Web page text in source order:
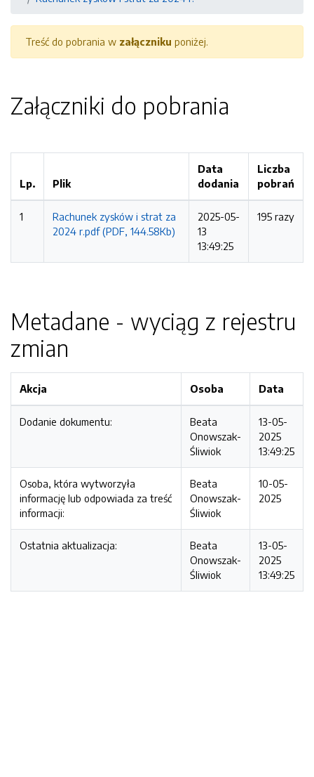
Treść do pobrania w załączniku poniżej.
Załączniki do pobrania
Lp. Plik
Data
dodania
Liczba
pobrań
1
Rachunek zysków i strat za
2024 r.pdf (PDF, 144.58Kb)
2025-05-
13
13:49:25
195 razy
Metadane - wyciąg z rejestru
zmian
Akcja Osoba Data
Dodanie dokumentu:
Beata
Onowszak-
Śliwiok
13-05-
2025
13:49:25
Osoba, która wytworzyła
informację lub odpowiada za treść
informacji:
Beata
Onowszak-
Śliwiok
10-05-
2025
Ostatnia aktualizacja:
Beata
Onowszak-
Śliwiok
13-05-
2025
13:49:25